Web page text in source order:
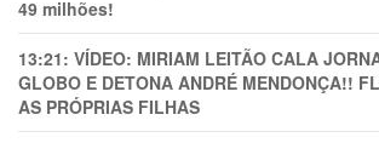
49 milhões!
13:21: VÍDEO: MIRIAM LEITÃO CALA
GLOBO E DETONA ANDRÉ MENDONÇA!!
AS PRÓPRIAS FILHAS